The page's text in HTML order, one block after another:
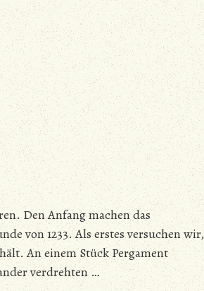
Den Anfang machen das
von 1233. Als erstes versuchen wir,
An einem Stück Pergament
verdrehten …